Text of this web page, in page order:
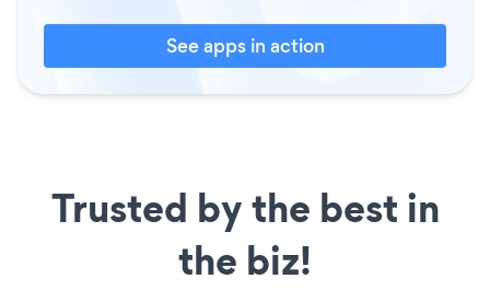
See apps in action
Trusted by the best in
the biz!